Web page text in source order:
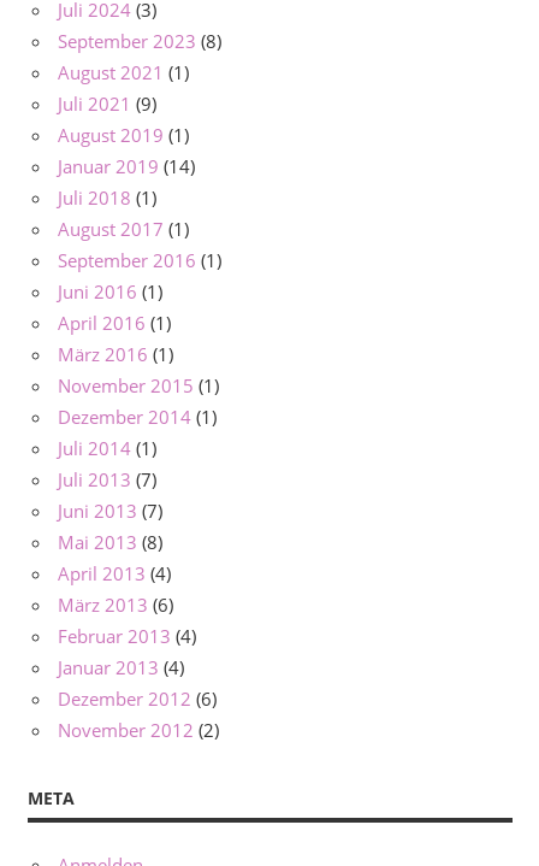
Juli 2024 (3)
September 2023 (8)
August 2021 (1)
Juli 2021 (9)
August 2019 (1)
Januar 2019 (14)
Juli 2018 (1)
August 2017 (1)
September 2016 (1)
Juni 2016 (1)
April 2016 (1)
März 2016 (1)
November 2015 (1)
Dezember 2014 (1)
Juli 2014 (1)
Juli 2013 (7)
Juni 2013 (7)
Mai 2013 (8)
April 2013 (4)
März 2013 (6)
Februar 2013 (4)
Januar 2013 (4)
Dezember 2012 (6)
November 2012 (2)
META